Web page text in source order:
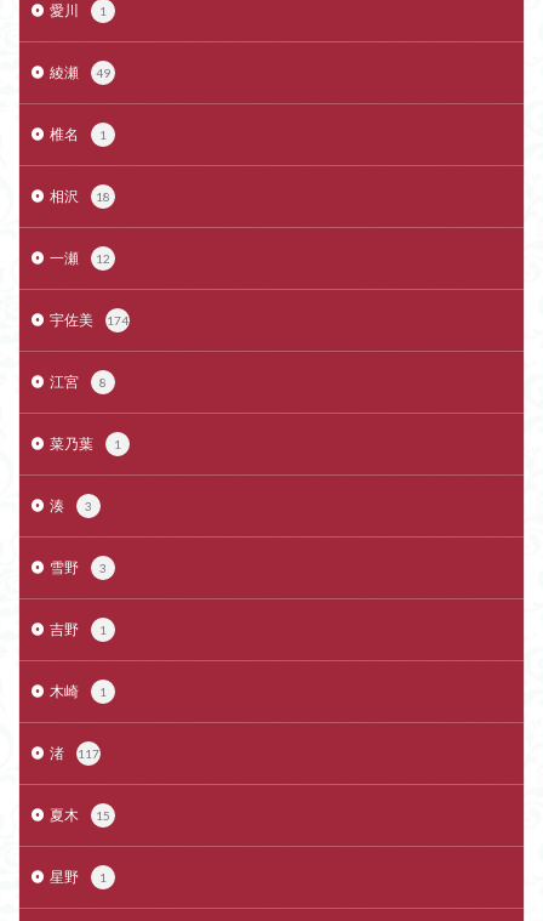
愛川 1
綾瀬 49
椎名 1
相沢 18
一瀬 12
宇佐美 174
江宮 8
菜乃葉 1
湊 3
雪野 3
吉野 1
木崎 1
渚 117
夏木 15
星野 1